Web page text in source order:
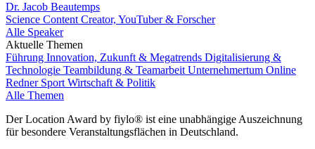
Dr. Jacob Beautemps
Science Content Creator, YouTuber & Forscher
Alle Speaker
Aktuelle Themen
Führung Innovation, Zukunft & Megatrends Digitalisierung &
Technologie Teambildung & Teamarbeit Unternehmertum Online
Redner Sport Wirtschaft & Politik
Alle Themen
Der Location Award by fiylo® ist eine unabhängige Auszeichnung
für besondere Veranstaltungsflächen in Deutschland.